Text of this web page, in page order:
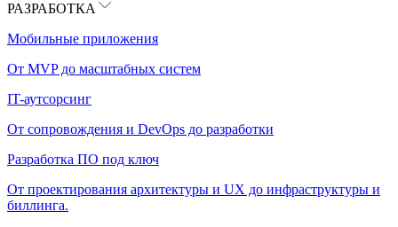
РАЗРАБОТКА
Мобильные приложения
От MVP до масштабных систем
IT-аутсорсинг
От сопровождения и DevOps до разработки
Разработка ПО под ключ
От проектирования архитектуры и UX до инфраструктуры и
биллинга.